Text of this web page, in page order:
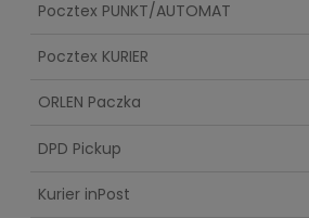
Pocztex PUNKT/AUTOMAT
Pocztex KURIER
ORLEN Paczka
DPD Pickup
Kurier inPost